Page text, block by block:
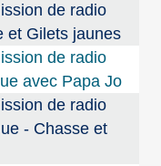
de radio
et Gilets jaunes
de radio
avec Papa Jo
de radio
- Chasse et